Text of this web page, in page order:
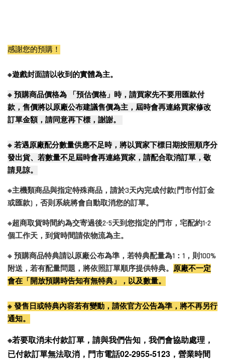
感謝您的預購！
※遊戲封面請以收到的實體為主。
※ 預購商品價格為 「預估價格」時，請買家先不要用匯款付
款，售價將以原廠公布建議售價為主，屆時會再連絡買家修改
訂單金額，請同意再下標，謝謝。
※ 若遇原廠配分數量供應不足時，將以買家下標日期按照順序分
發出貨、若數量不足屆時會再連絡買家，請配合取消訂單，敬
請見諒。
※主機類商品與指定特殊商品，請於3天內完成付款(門市付訂金
或匯款)，否則系統將會自動取消您的訂單。
※超商取貨時間約為交寄過後2-5天到您指定的門市，宅配約1-2
個工作天，到貨時間請依物流為主。
※ 預購商品特典請以原廠公布為準，若特典配量為1：1，則100%
附送，若有配量問題，將依照訂單順序提供特典。 原廠不一定
會在「開放預購時告知有無特典」，以及數量。
※ 發售日或特典內容若有變動，請依官方公告為準，將不再另行
通知。
※若要取消未付款訂單，請與我們告知，我們會協助處理，
已付款訂單無法取消，門市電話02-2955-5123，營業時間